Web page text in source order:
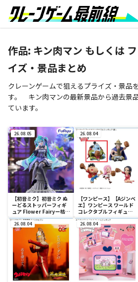
作品: キン肉マン もしくは
イズ・景品まとめ
クレーンゲームで狙えるプライズ・景品
す。 キン肉マンの最新景品から過去景
ています。
26.08.05
【初音ミク】初音ミク ぬ
ーどるストッパーフィギ
ュア Flower Fairyー桔梗
ー
26.08.04
【ワンピース】【Aジンベ
エ】ワンピース ワールド
コレクタブルフィギュア-
宴1-
26.08.04 26.08.04